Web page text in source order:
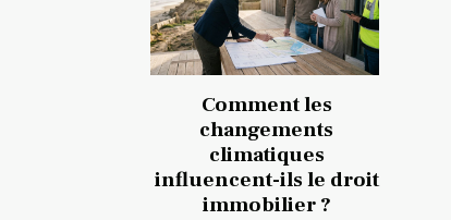
Comment les
changements
climatiques
influencent-ils le droit
immobilier ?